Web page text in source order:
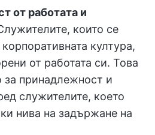
от работата и
които се
култура,
от работата си. Това
за принадлежност и
служителите, което
нива на задържане на